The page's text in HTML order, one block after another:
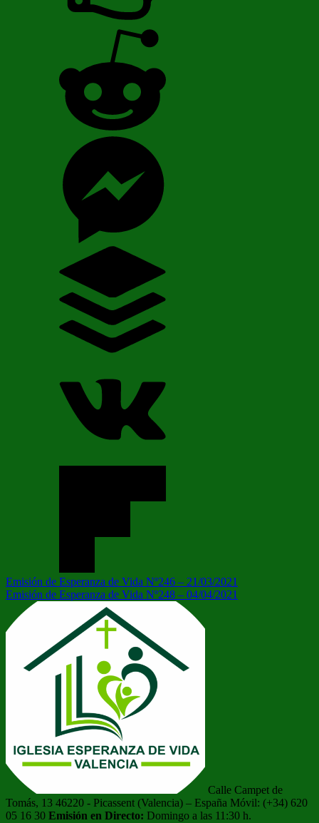
Navegación
de
entradas
Entrada
anterior:
Emisión de Esperanza de Vida Nº246 – 21/03/2021
Siguiente
entrada:
Emisión de Esperanza de Vida Nº248 – 04/04/2021
Calle Campet de
Tomás, 13 46220 - Picassent (Valencia) – España Móvil: (+34) 620
05 16 30 Emisión en Directo: Domingo a las 11:30 h.